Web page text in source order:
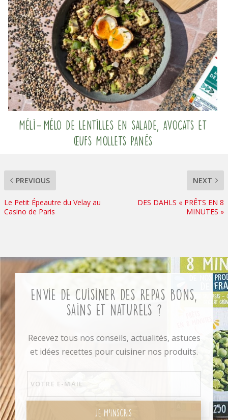
Méli-Mélo de lentilles en salade, avocats et
œufs mollets panés
PREVIOUS
Le Petit Épeautre du Velay au
Casino de Paris
NEXT
DES DAHLS « PRÊTS EN 8
MINUTES »
Envie de cuisiner des repas bons,
sains et naturels ?
Recevez tous nos conseils, actualités, astuces
et idées recettes pour cuisiner nos produits.
JE M'INSCRIS